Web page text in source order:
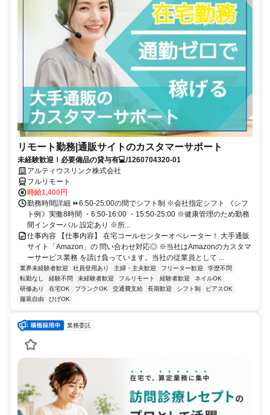
リモート勤務|通販サイトのカスタマーサポート
未経験歓迎！必要備品の貸与有💻/1260704320-01
アルティウスリンク株式会社
フルリモート
時給1,400円
勤務時間詳細 ⏩6:50-25:00の間でシフト制 ※会社指定シフト 《シフ
ト例》実働8時間 ・6:50-16:00 ・15:50-25:00 ※健康管理のため勤務
間インターバル 設定あり ※所...
仕事内容 【仕事内容】 在宅コールセンターオペレーター！ 大手通販
サイト「Amazon」の 問い合わせ対応◎ ※当社はAmazonのカスタマ
ーサービス業務 を請け負っています。当社の従業員として ...
業界未経験者歓迎 社員登用あり 主婦・主夫歓迎 フリーター歓迎
学歴不問
転勤なし
経験不問 未経験者歓迎 フルリモート 経験者歓迎
ネイルOK
研修あり
在宅OK ブランクOK 交通費支給 長期歓迎 シフト制
ピアスOK
服装自由
ひげOK
業務委託